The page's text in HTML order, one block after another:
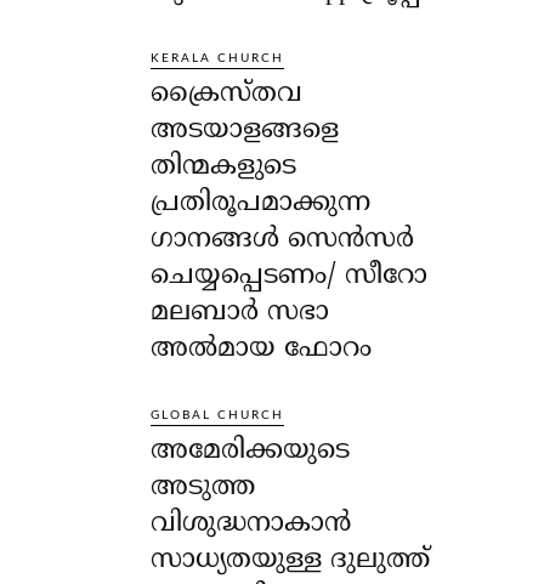
KERALA CHURCH
ക്രൈസ്തവ
അടയാളങ്ങളെ
തിന്മകളുടെ
പ്രതിരൂപമാക്കുന്ന
ഗാനങ്ങൾ സെൻസർ
ചെയ്യപ്പെടണം/ സീറോ
മലബാർ സഭാ
അൽമായ ഫോറം
GLOBAL CHURCH
അമേരിക്കയുടെ
അടുത്ത
വിശുദ്ധനാകാൻ
സാധ്യതയുള്ള ദുലുത്ത്